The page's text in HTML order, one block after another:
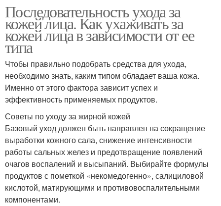
Последовательность ухода за
кожей лица. Как ухаживать за
кожей лица в зависимости от ее
типа
Чтобы правильно подобрать средства для ухода,
необходимо знать, каким типом обладает ваша кожа.
Именно от этого фактора зависит успех и
эффективность применяемых продуктов.
Советы по уходу за жирной кожей
Базовый уход должен быть направлен на сокращение
выработки кожного сала, снижение интенсивности
работы сальных желез и предотвращение появлений
очагов воспалений и высыпаний. Выбирайте формулы
продуктов с пометкой «некомедогенно», салициловой
кислотой, матирующими и противовоспалительными
компонентами.